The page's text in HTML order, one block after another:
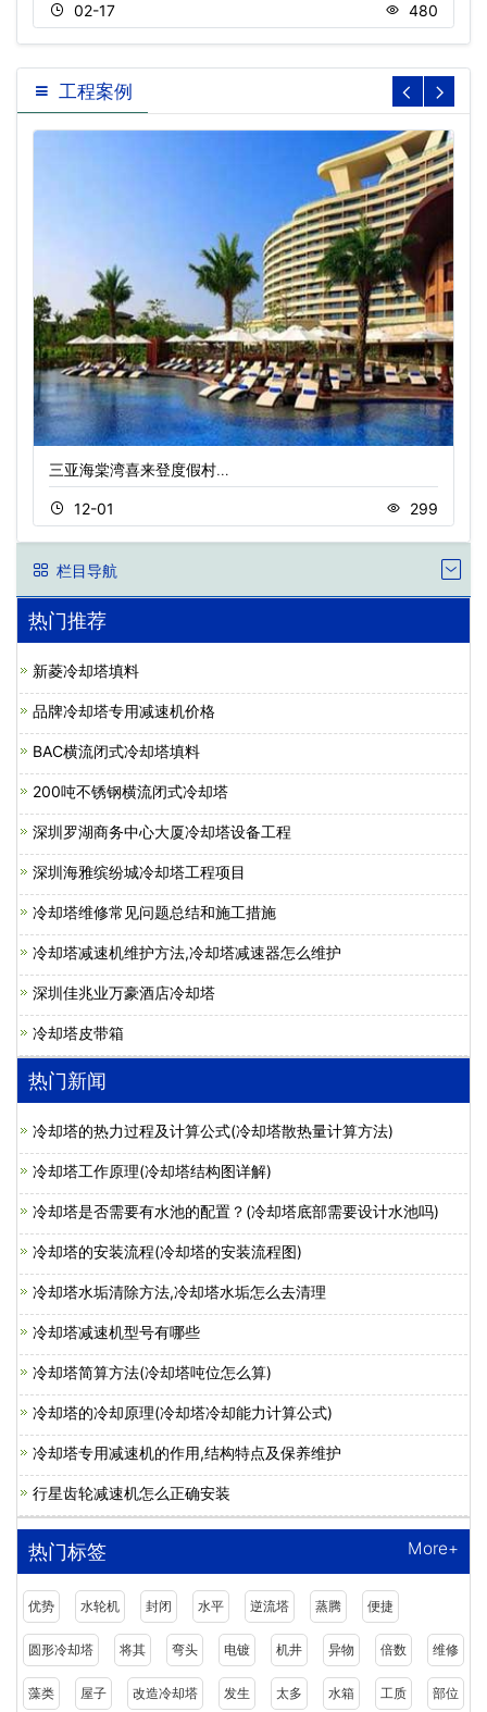
02-17 480
工程案例
三亚海棠湾喜来登度假村…
12-01 299
栏目导航
热门推荐
新菱冷却塔填料
品牌冷却塔专用减速机价格
BAC横流闭式冷却塔填料
200吨不锈钢横流闭式冷却塔
深圳罗湖商务中心大厦冷却塔设备工程
深圳海雅缤纷城冷却塔工程项目
冷却塔维修常见问题总结和施工措施
冷却塔减速机维护方法,冷却塔减速器怎么维护
深圳佳兆业万豪酒店冷却塔
冷却塔皮带箱
热门新闻
冷却塔的热力过程及计算公式(冷却塔散热量计算方法)
冷却塔工作原理(冷却塔结构图详解)
冷却塔是否需要有水池的配置？(冷却塔底部需要设计水池吗)
冷却塔的安装流程(冷却塔的安装流程图)
冷却塔水垢清除方法,冷却塔水垢怎么去清理
冷却塔减速机型号有哪些
冷却塔简算方法(冷却塔吨位怎么算)
冷却塔的冷却原理(冷却塔冷却能力计算公式)
冷却塔专用减速机的作用,结构特点及保养维护
行星齿轮减速机怎么正确安装
热门标签 More+
优势 水轮机 封闭 水平 逆流塔 蒸腾 便捷
圆形冷却塔 将其 弯头 电镀 机井 异物 倍数 维修
藻类 屋子 改造冷却塔 发生 太多 水箱 工质 部位